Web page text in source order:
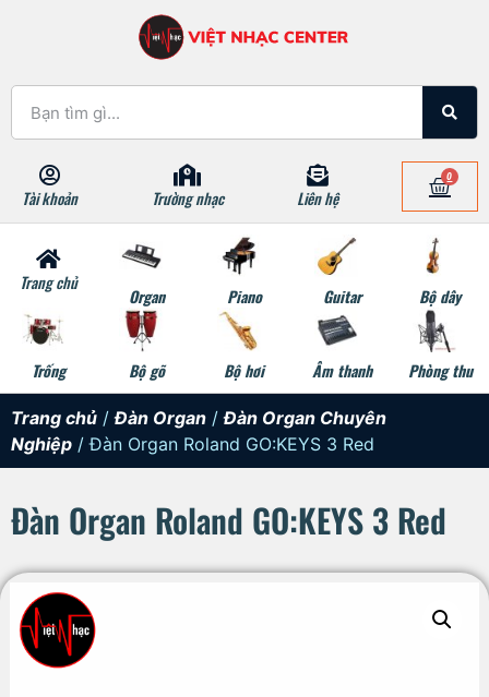
Tài khoản Trường nhạc Liên hệ
0
Trang chủ
Organ Piano Guitar Bộ dây
Trống Bộ gõ Bộ hơi Âm thanh Phòng thu
Trang chủ /Đàn Organ /Đàn Organ Chuyên
Nghiệp / Đàn Organ Roland GO:KEYS 3 Red
Đàn Organ Roland GO:KEYS 3 Red